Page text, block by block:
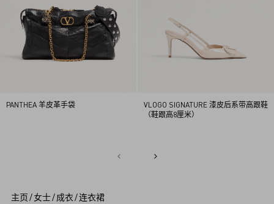
PANTHEA 羊皮革手袋
VLOGO SIGNATURE 漆皮后系带高跟鞋
（鞋跟高8厘米）
主页/女士/成衣/连衣裙